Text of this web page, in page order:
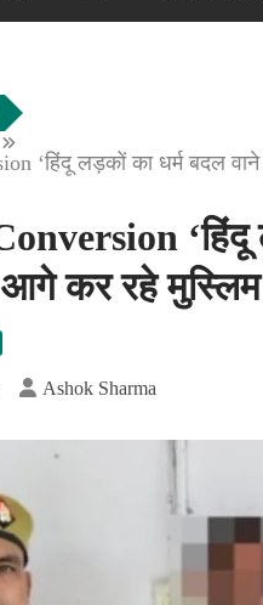
‘हिंदू लड़कों का धर्म बदल
‘हिंदू
आगे कर रहे
Ashok Sharma